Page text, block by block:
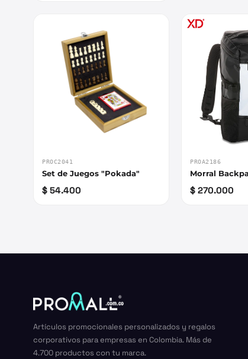
PROC2041
Set de Juegos "Pokada"
$ 54.400
PROA2186
Morral
$ 270.000
Artículos promocionales personalizados y regalos
corporativos para empresas en Colombia. Más de
4.700 productos con tu marca.